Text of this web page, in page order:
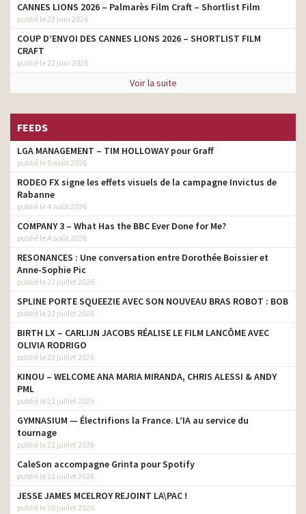
CANNES LIONS 2026 – Palmarès Film Craft – Shortlist Film
publié le 23 juin 2026
COUP D’ENVOI DES CANNES LIONS 2026 – SHORTLIST FILM
CRAFT
publié le 22 juin 2026
Voir la suite
FEEDS
LGA MANAGEMENT – TIM HOLLOWAY pour Graff
publié le 5 août 2026
RODEO FX signe les effets visuels de la campagne Invictus de
Rabanne
publié le 4 août 2026
COMPANY 3 – What Has the BBC Ever Done for Me?
publié le 4 août 2026
RESONANCES : Une conversation entre Dorothée Boissier et
Anne-Sophie Pic
publié le 27 juillet 2026
SPLINE PORTE SQUEEZIE AVEC SON NOUVEAU BRAS ROBOT : BOB
publié le 23 juillet 2026
BIRTH LX – CARLIJN JACOBS RÉALISE LE FILM LANCÔME AVEC
OLIVIA RODRIGO
publié le 23 juillet 2026
KINOU – WELCOME ANA MARIA MIRANDA, CHRIS ALESSI & ANDY
PML
publié le 21 juillet 2026
GYMNASIUM — Électrifions la France. L’IA au service du
tournage
publié le 21 juillet 2026
CaleSon accompagne Grinta pour Spotify
publié le 21 juillet 2026
JESSE JAMES MCELROY REJOINT LA\PAC !
publié le 20 juillet 2026